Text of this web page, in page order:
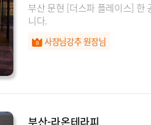
부산 문현 [더스파 플레이스] 한
니다.
사장님강추 원장님
부산-라온테라피